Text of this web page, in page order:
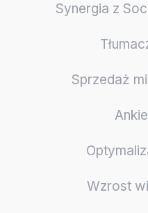
Synergia z
Sprzedaż
Wzrost